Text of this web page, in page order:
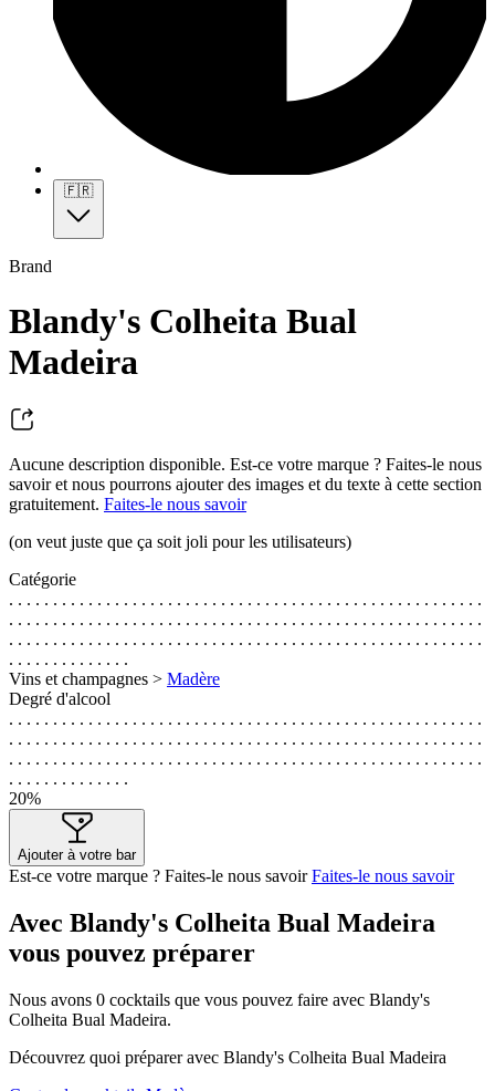
🇫🇷
Brand
Blandy's Colheita Bual
Madeira
Aucune description disponible. Est-ce votre marque ? Faites-le nous
savoir et nous pourrons ajouter des images et du texte à cette section
gratuitement. Faites-le nous savoir
(on veut juste que ça soit joli pour les utilisateurs)
Catégorie
. . . . . . . . . . . . . . . . . . . . . . . . . . . . . . . . . . . . . . . . . . . . . . . . . . . . . .
. . . . . . . . . . . . . . . . . . . . . . . . . . . . . . . . . . . . . . . . . . . . . . . . . . . . . .
. . . . . . . . . . . . . . . . . . . . . . . . . . . . . . . . . . . . . . . . . . . . . . . . . . . . . .
. . . . . . . . . . . . . .
Vins et champagnes > Madère
Degré d'alcool
. . . . . . . . . . . . . . . . . . . . . . . . . . . . . . . . . . . . . . . . . . . . . . . . . . . . . .
. . . . . . . . . . . . . . . . . . . . . . . . . . . . . . . . . . . . . . . . . . . . . . . . . . . . . .
. . . . . . . . . . . . . . . . . . . . . . . . . . . . . . . . . . . . . . . . . . . . . . . . . . . . . .
. . . . . . . . . . . . . .
20%
Ajouter à votre bar
Est-ce votre marque ? Faites-le nous savoirFaites-le nous savoir
Avec Blandy's Colheita Bual Madeira
vous pouvez préparer
Nous avons 0 cocktails que vous pouvez faire avec Blandy's
Colheita Bual Madeira.
Découvrez quoi préparer avec Blandy's Colheita Bual Madeira